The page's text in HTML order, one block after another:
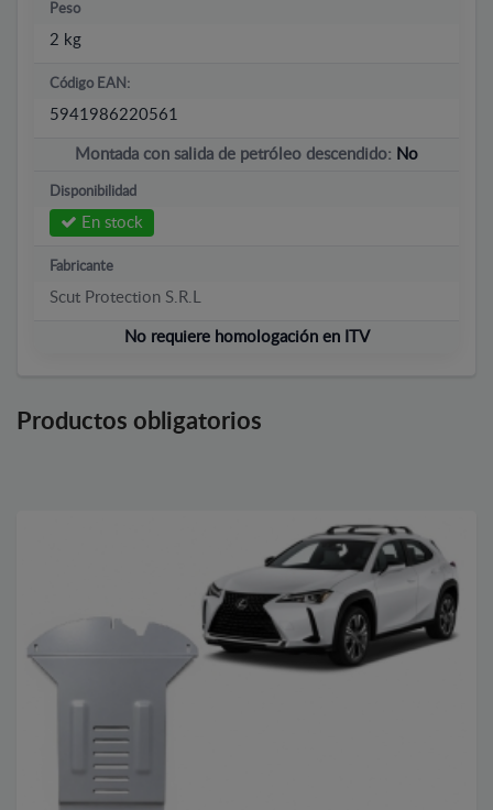
Peso
2 kg
Código EAN:
5941986220561
Montada con salida de petróleo descendido: No
Disponibilidad
En stock
Fabricante
Scut Protection S.R.L
No requiere homologación en ITV
Productos obligatorios